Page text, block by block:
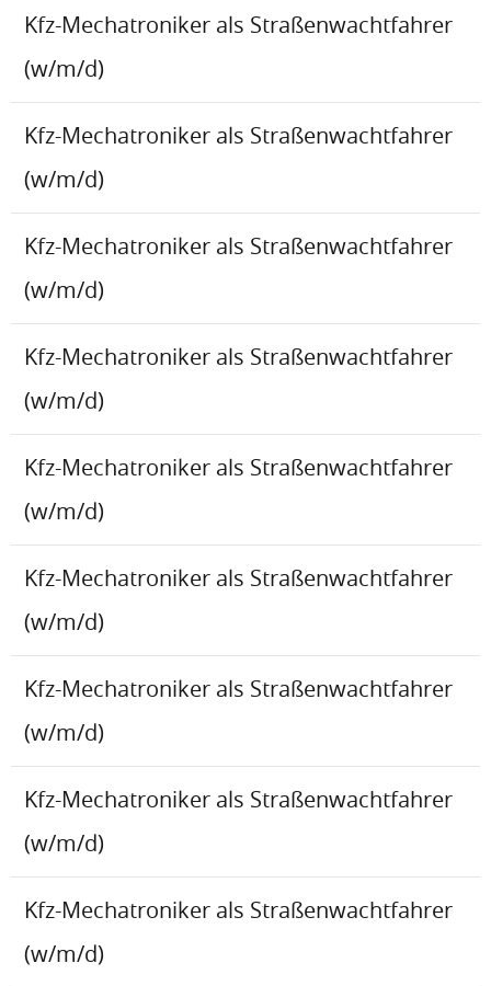
Kfz-Mechatroniker als Straßenwachtfahrer
(w/m/d)
Kfz-Mechatroniker als Straßenwachtfahrer
(w/m/d)
Kfz-Mechatroniker als Straßenwachtfahrer
(w/m/d)
Kfz-Mechatroniker als Straßenwachtfahrer
(w/m/d)
Kfz-Mechatroniker als Straßenwachtfahrer
(w/m/d)
Kfz-Mechatroniker als Straßenwachtfahrer
(w/m/d)
Kfz-Mechatroniker als Straßenwachtfahrer
(w/m/d)
Kfz-Mechatroniker als Straßenwachtfahrer
(w/m/d)
Kfz-Mechatroniker als Straßenwachtfahrer
(w/m/d)